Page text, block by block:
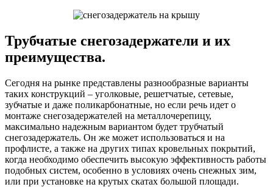
Трубчатые снегозадержатели и их
преимущества.
Сегодня на рынке представлены разнообразные варианты
таких конструкций – уголковые, решетчатые, сетевые,
зубчатые и даже поликарбонатные, но если речь идет о
монтаже снегозадержателей на металлочерепицу,
максимально надежным вариантом будет трубчатый
снегозадержатель. Он же может использоваться и на
профлисте, а также на других типах кровельных покрытий,
когда необходимо обеспечить высокую эффективность работы
подобных систем, особенно в условиях очень снежных зим,
или при установке на крутых скатах большой площади.